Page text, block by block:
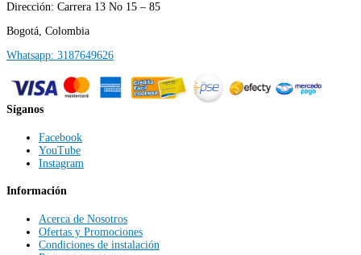
Dirección: Carrera 13 No 15 – 85
Bogotá, Colombia
Whatsapp: 3187649626
Síganos
Facebook
YouTube
Instagram
Información
Acerca de Nosotros
Ofertas y Promociones
Condiciones de instalación